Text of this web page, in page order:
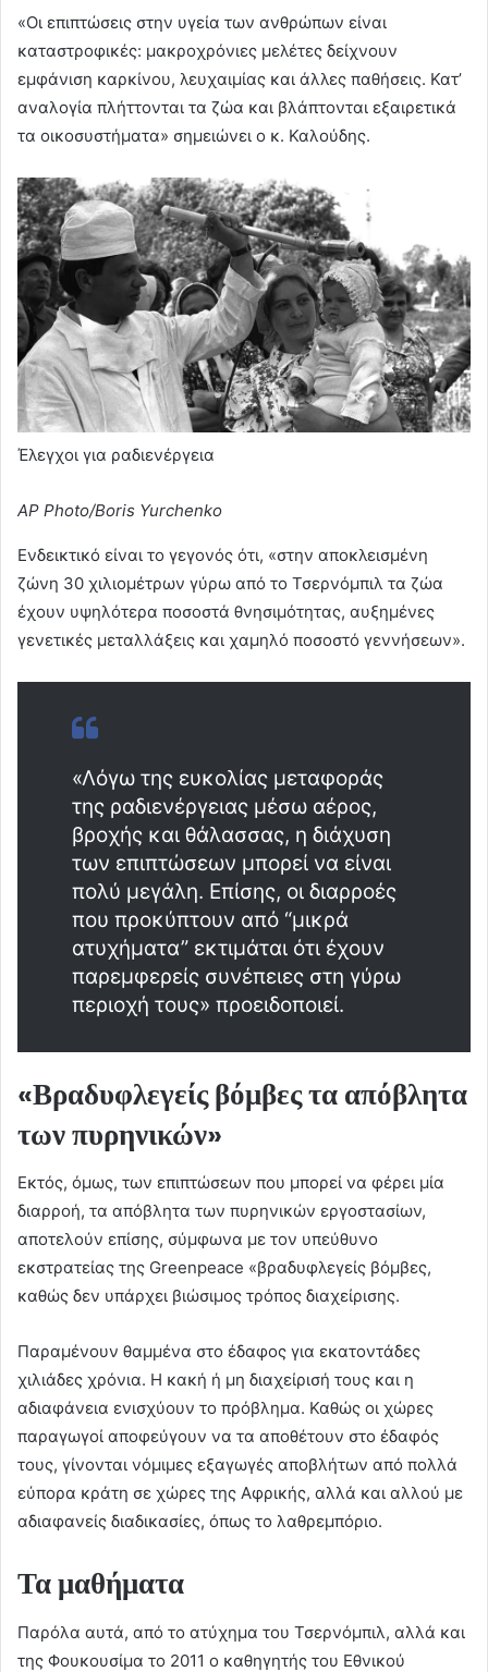
«Οι επιπτώσεις στην υγεία των ανθρώπων είναι
καταστροφικές: μακροχρόνιες μελέτες δείχνουν
εμφάνιση καρκίνου, λευχαιμίας και άλλες παθήσεις. Κατ’
αναλογία πλήττονται τα ζώα και βλάπτονται εξαιρετικά
τα οικοσυστήματα» σημειώνει ο κ. Καλούδης.
Έλεγχοι για ραδιενέργεια
AP Photo/Boris Yurchenko
Ενδεικτικό είναι το γεγονός ότι, «στην αποκλεισμένη
ζώνη 30 χιλιομέτρων γύρω από το Τσερνόμπιλ τα ζώα
έχουν υψηλότερα ποσοστά θνησιμότητας, αυξημένες
γενετικές μεταλλάξεις και χαμηλό ποσοστό γεννήσεων».
«Λόγω της ευκολίας μεταφοράς
της ραδιενέργειας μέσω αέρος,
βροχής και θάλασσας, η διάχυση
των επιπτώσεων μπορεί να είναι
πολύ μεγάλη. Επίσης, οι διαρροές
που προκύπτουν από “μικρά
ατυχήματα” εκτιμάται ότι έχουν
παρεμφερείς συνέπειες στη γύρω
περιοχή τους» προειδοποιεί.
«Βραδυφλεγείς βόμβες τα απόβλητα
των πυρηνικών»
Εκτός, όμως, των επιπτώσεων που μπορεί να φέρει μία
διαρροή, τα απόβλητα των πυρηνικών εργοστασίων,
αποτελούν επίσης, σύμφωνα με τον υπεύθυνο
εκστρατείας της Greenpeace «βραδυφλεγείς βόμβες,
καθώς δεν υπάρχει βιώσιμος τρόπος διαχείρισης.
Παραμένουν θαμμένα στο έδαφος για εκατοντάδες
χιλιάδες χρόνια. Η κακή ή μη διαχείρισή τους και η
αδιαφάνεια ενισχύουν το πρόβλημα. Καθώς οι χώρες
παραγωγοί αποφεύγουν να τα αποθέτουν στο έδαφός
τους, γίνονται νόμιμες εξαγωγές αποβλήτων από πολλά
εύπορα κράτη σε χώρες της Αφρικής, αλλά και αλλού με
αδιαφανείς διαδικασίες, όπως το λαθρεμπόριο.
Τα μαθήματα
Παρόλα αυτά, από το ατύχημα του Τσερνόμπιλ, αλλά και
της Φουκουσίμα το 2011 ο καθηγητής του Εθνικού